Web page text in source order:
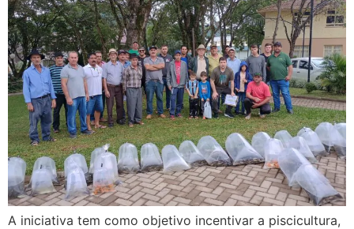
A iniciativa tem como objetivo incentivar a piscicultura,